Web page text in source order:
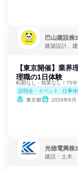
巴山建設株
建築設計、
【東京開催】業界
理職の1日体験
転勤なし・残業なし！75
説明会・イベント
仕事
東京都
2026年8月
光徳電興株
建設・土木